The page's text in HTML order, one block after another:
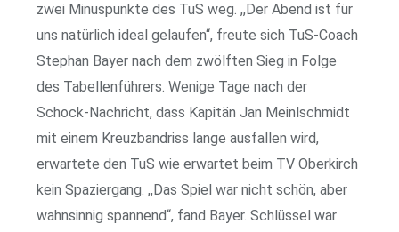
zwei Minuspunkte des TuS weg. ,,Der Abend ist für
uns natürlich ideal gelaufen“, freute sich TuS-Coach
Stephan Bayer nach dem zwölften Sieg in Folge
des Tabellenführers. Wenige Tage nach der
Schock-Nachricht, dass Kapitän Jan Meinlschmidt
mit einem Kreuzbandriss lange ausfallen wird,
erwartete den TuS wie erwartet beim TV Oberkirch
kein Spaziergang. ,,Das Spiel war nicht schön, aber
wahnsinnig spannend“, fand Bayer. Schlüssel war